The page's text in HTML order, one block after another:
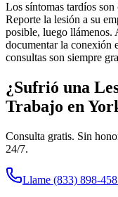
Los síntomas tardíos son
Reporte la lesión a su
posible, luego llámenos.
documentar la conexión
consultas son siempre
¿Sufrió una
Trabajo en
Consulta gratis. Sin
24/7.
Llame (833) 898-